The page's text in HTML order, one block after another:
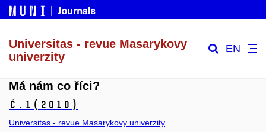
Universitas - revue Masarykovy
univerzity
EN
Má nám co říci?
č.1 (2010)
Universitas - revue Masarykovy univerzity